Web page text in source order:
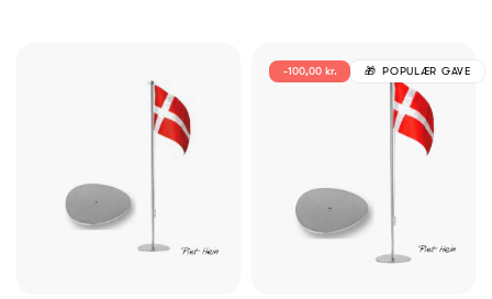
-100,00 kr. POPULÆR GAVE